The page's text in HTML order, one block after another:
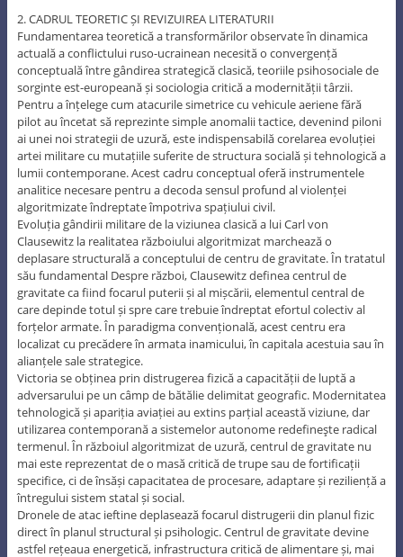
2. CADRUL TEORETIC ȘI REVIZUIREA LITERATURII
Fundamentarea teoretică a transformărilor observate în dinamica
actuală a conflictului ruso-ucrainean necesită o convergență
conceptuală între gândirea strategică clasică, teoriile psihosociale de
sorginte est-europeană și sociologia critică a modernității târzii.
Pentru a înțelege cum atacurile simetrice cu vehicule aeriene fără
pilot au încetat să reprezinte simple anomalii tactice, devenind piloni
ai unei noi strategii de uzură, este indispensabilă corelarea evoluției
artei militare cu mutațiile suferite de structura socială și tehnologică a
lumii contemporane. Acest cadru conceptual oferă instrumentele
analitice necesare pentru a decoda sensul profund al violenței
algoritmizate îndreptate împotriva spațiului civil.
Evoluția gândirii militare de la viziunea clasică a lui Carl von
Clausewitz la realitatea războiului algoritmizat marchează o
deplasare structurală a conceptului de centru de gravitate. În tratatul
său fundamental Despre război, Clausewitz definea centrul de
gravitate ca fiind focarul puterii și al mișcării, elementul central de
care depinde totul și spre care trebuie îndreptat efortul colectiv al
forțelor armate. În paradigma convențională, acest centru era
localizat cu precădere în armata inamicului, în capitala acestuia sau în
alianțele sale strategice.
Victoria se obținea prin distrugerea fizică a capacității de luptă a
adversarului pe un câmp de bătălie delimitat geografic. Modernitatea
tehnologică și apariția aviației au extins parțial această viziune, dar
utilizarea contemporană a sistemelor autonome redefineşte radical
termenul. În războiul algoritmizat de uzură, centrul de gravitate nu
mai este reprezentat de o masă critică de trupe sau de fortificații
specifice, ci de însăși capacitatea de procesare, adaptare și reziliență a
întregului sistem statal și social.
Dronele de atac ieftine deplasează focarul distrugerii din planul fizic
direct în planul structural și psihologic. Centrul de gravitate devine
astfel rețeaua energetică, infrastructura critică de alimentare și, mai